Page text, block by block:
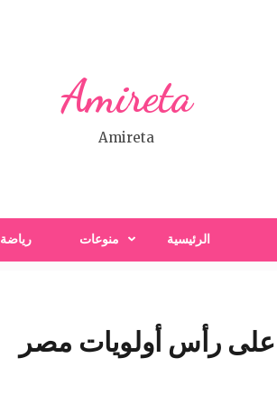
Amireta
Amireta
الرئيسية منوعات رياضة
على رأس أولويات مصر